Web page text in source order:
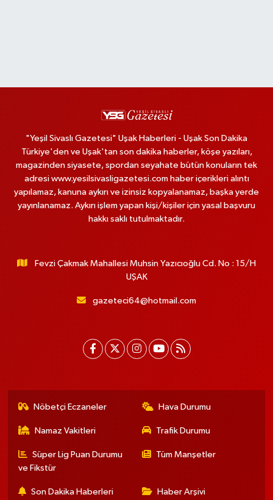
"Yeşil Sivaslı Gazetesi" Uşak Haberleri - Uşak Son Dakika
Türkiye'den ve Uşak'tan son dakika haberler, köşe yazıları,
magazinden siyasete, spordan seyahate bütün konuların tek
adresi www.yesilsivasligazetesi.com haber içerikleri alıntı
yapılamaz, kanuna aykırı ve izinsiz kopyalanamaz, başka yerde
yayınlanamaz. Aykırı işlem yapan kişi/kişiler için yasal başvuru
hakkı saklı tutulmaktadır.
Fevzi Çakmak Mahallesi Muhsin Yazıcıoğlu Cd. No : 15/H
UŞAK
gazeteci64@hotmail.com
Nöbetçi Eczaneler Hava Durumu
Namaz Vakitleri Trafik Durumu
Süper Lig Puan Durumu
ve Fikstür
Tüm Manşetler
Son Dakika Haberleri Haber Arşivi